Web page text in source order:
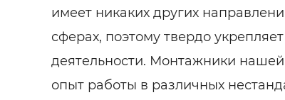
имеет никаких других
сферах, поэтому твердо
деятельности. Монтажники
опыт работы в различных